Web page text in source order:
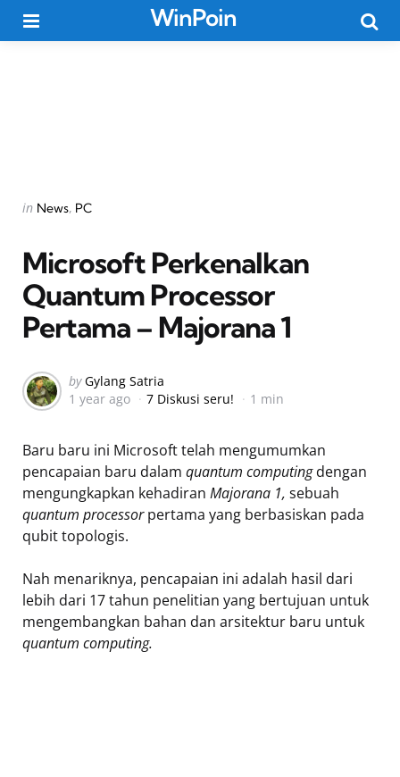
WinPoin
Categories
Posted
in News PC
Microsoft Perkenalkan
Quantum Processor
Pertama – Majorana 1
Posted
by
by Gylang Satria
1 year ago
7 Diskusi seru! 1 min
Baru baru ini Microsoft telah mengumumkan
pencapaian baru dalam quantum computingdengan
mengungkapkan kehadiran Majorana 1, sebuah
quantum processorpertama yang berbasiskan pada
qubit topologis.
Nah menariknya, pencapaian ini adalah hasil dari
lebih dari 17 tahun penelitian yang bertujuan untuk
mengembangkan bahan dan arsitektur baru untuk
quantum computing.